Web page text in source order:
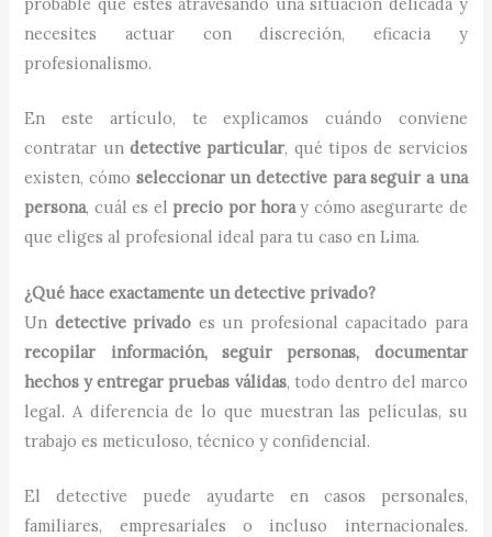
necesites actuar con discreción, eficacia y
profesionalismo.
En este artículo, te explicamos cuándo conviene
contratar undetective particular, qué tipos de servicios
existen, cómo seleccionar un detective para seguir a una
persona, cuál es el precio por horay cómo asegurarte de
que eliges al profesional ideal para tu caso en Lima.
¿Qué hace exactamente un detective privado?
Un detective privado es un profesional capacitado para
recopilar información, seguir personas, documentar
hechos y entregar pruebas válidas, todo dentro del marco
legal. A diferencia de lo que muestran las películas, su
trabajo es meticuloso, técnico y confidencial.
El detective puede ayudarte en casos personales,
familiares, empresariales o incluso internacionales.